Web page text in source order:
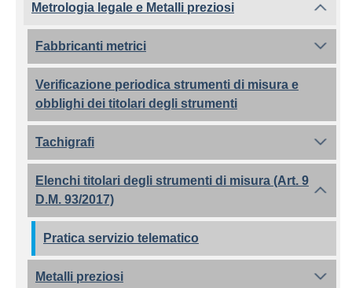
Metrologia legale e Metalli preziosi
Fabbricanti metrici
Verificazione periodica strumenti di misura e
obblighi dei titolari degli strumenti
Tachigrafi
Elenchi titolari degli strumenti di misura (Art. 9
D.M. 93/2017)
Pratica servizio telematico
Metalli preziosi